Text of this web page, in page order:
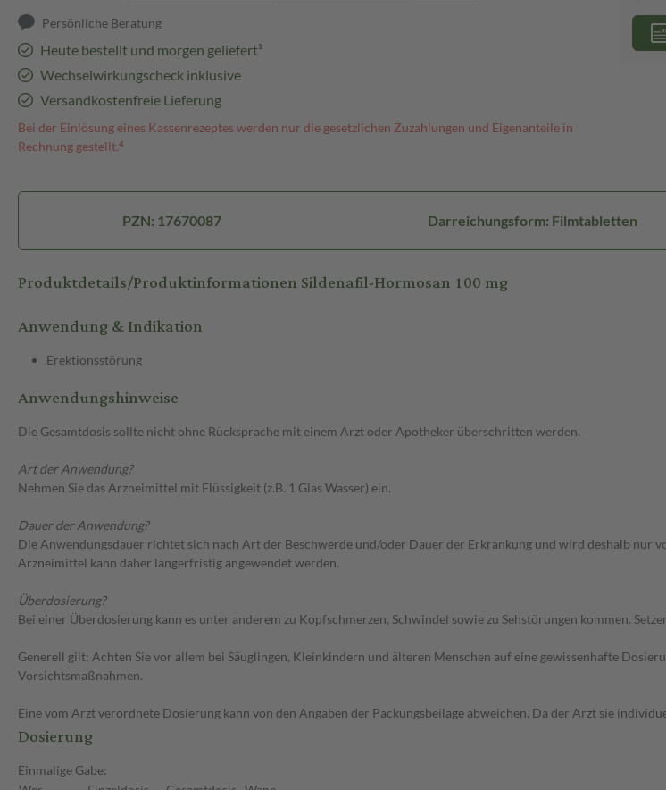
Persönliche Beratung
Heute bestellt und morgen geliefert³
Wechselwirkungscheck inklusive
Versandkostenfreie Lieferung
Bei der Einlösung eines Kassenrezeptes werden nur die gesetzlichen Zuzahlungen und Eigenanteile in
Rechnung gestellt.⁴
PZN: 17670087 Darreichungsform: Filmtabletten
Produktdetails/Produktinformationen Sildenafil-Hormosan 100 mg
Anwendung & Indikation
Erektionsstörung
Anwendungshinweise
Die Gesamtdosis sollte nicht ohne Rücksprache mit einem Arzt oder Apotheker überschritten werden.
Art der Anwendung?
Nehmen Sie das Arzneimittel mit Flüssigkeit (z.B. 1 Glas Wasser) ein.
Dauer der Anwendung?
Die Anwendungsdauer richtet sich nach Art der Beschwerde und/oder Dauer der Erkrankung und wird deshalb
Arzneimittel kann daher längerfristig angewendet werden.
Überdosierung?
Bei einer Überdosierung kann es unter anderem zu Kopfschmerzen, Schwindel sowie zu Sehstörungen kommen.
Generell gilt: Achten Sie vor allem bei Säuglingen, Kleinkindern und älteren Menschen auf eine gewissenhafte
Vorsichtsmaßnahmen.
Eine vom Arzt verordnete Dosierung kann von den Angaben der Packungsbeilage abweichen. Da der Arzt sie
Dosierung
Einmalige Gabe: